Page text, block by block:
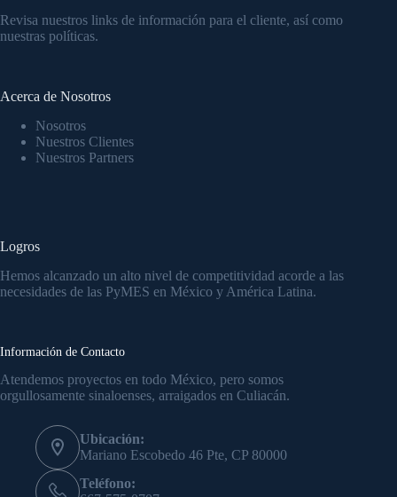
Revisa nuestros links de información para el cliente, así como
nuestras políticas.
Acerca de Nosotros
Nosotros
Nuestros Clientes
Nuestros Partners
Logros
Hemos alcanzado un alto nivel de competitividad acorde a las
necesidades de las PyMES en México y América Latina.
Información de Contacto
Atendemos proyectos en todo México, pero somos
orgullosamente sinaloenses, arraigados en Culiacán.
Ubicación:
Mariano Escobedo 46 Pte, CP 80000
Teléfono: